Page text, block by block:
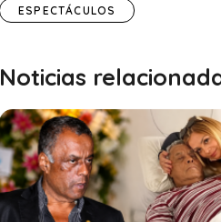
ESPECTÁCULOS
Noticias